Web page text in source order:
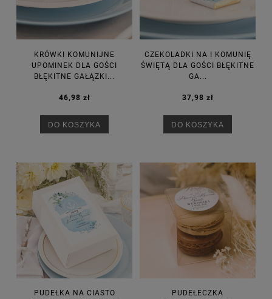
KRÓWKI KOMUNIJNE
UPOMINEK DLA GOŚCI
BŁĘKITNE GAŁĄZKI...
46,98 zł
DO KOSZYKA
CZEKOLADKI NA I KOMUNIĘ
ŚWIĘTĄ DLA GOŚCI BŁĘKITNE
GA...
37,98 zł
DO KOSZYKA
PUDEŁKA NA CIASTO
PUDEŁECZKA